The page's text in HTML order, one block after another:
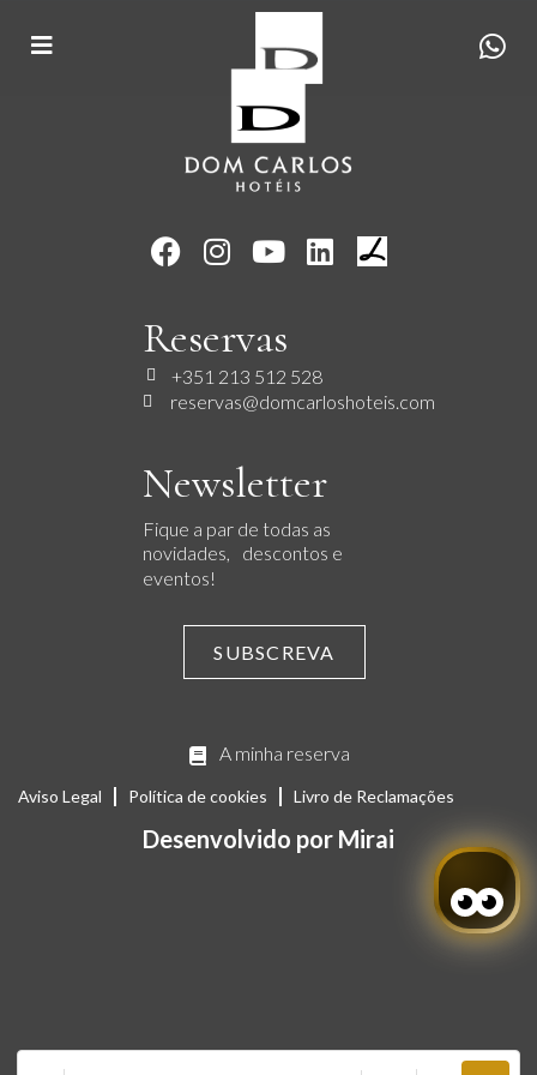
Reservas
+351 213 512 528
reservas@domcarloshoteis.com
Newsletter
Fique a par de todas as
novidades, descontos e
eventos!
SUBSCREVA
A minha reserva
Aviso Legal Política de cookies Livro de Reclamações
Desenvolvido por Mirai